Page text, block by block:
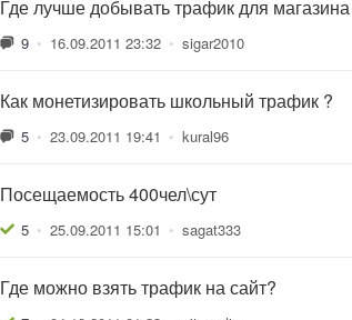
Где лучше добывать трафик для магазина
9 • 16.09.2011 23:32 • sigar2010
Как монетизировать школьный трафик ?
5 • 23.09.2011 19:41 • kural96
Посещаемость 400чел\сут
5 • 25.09.2011 15:01 • sagat333
Где можно взять трафик на сайт?